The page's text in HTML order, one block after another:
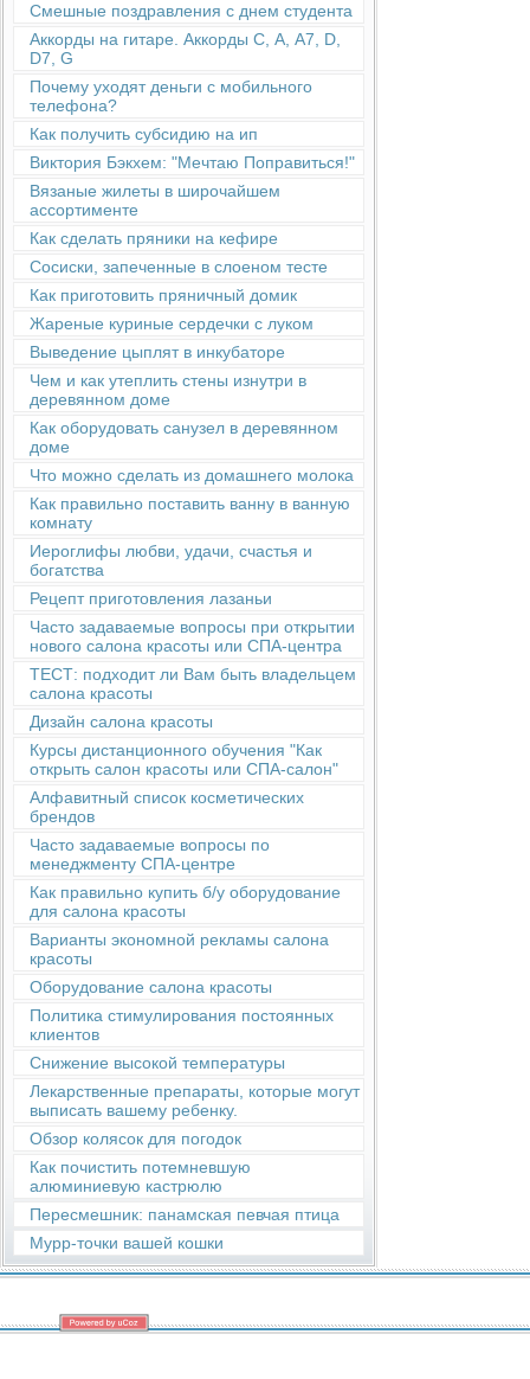
Смешные поздравления с днем студента
Аккорды на гитаре. Аккорды С, А, А7, D,
D7, G
Почему уходят деньги с мобильного
телефона?
Как получить субсидию на ип
Виктория Бэкхем: "Мечтаю Поправиться!"
Вязаные жилеты в широчайшем
ассортименте
Как сделать пряники на кефире
Сосиски, запеченные в слоеном тесте
Как приготовить пряничный домик
Жареные куриные сердечки с луком
Выведение цыплят в инкубаторе
Чем и как утеплить стены изнутри в
деревянном доме
Как оборудовать санузел в деревянном
доме
Что можно сделать из домашнего молока
Как правильно поставить ванну в ванную
комнату
Иероглифы любви, удачи, счастья и
богатства
Рецепт приготовления лазаньи
Часто задаваемые вопросы при открытии
нового салона красоты или СПА-центра
ТЕСТ: подходит ли Вам быть владельцем
салона красоты
Дизайн салона красоты
Курсы дистанционного обучения "Как
открыть салон красоты или СПА-салон"
Алфавитный список косметических
брендов
Часто задаваемые вопросы по
менеджменту СПА-центре
Как правильно купить б/у оборудование
для салона красоты
Варианты экономной рекламы салона
красоты
Оборудование салона красоты
Политика стимулирования постоянных
клиентов
Снижение высокой температуры
Лекарственные препараты, которые могут
выписать вашему ребенку.
Обзор колясок для погодок
Как почистить потемневшую
алюминиевую кастрюлю
Пересмешник: панамская певчая птица
Мурр-точки вашей кошки